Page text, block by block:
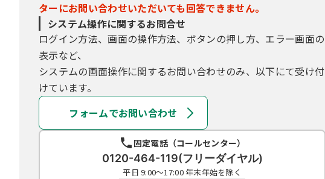
ターにお問い合わせいただいても回答できません。
システム操作に関するお問合せ
ログイン方法、画面の操作方法、ボタンの押し方、エラー画面の
表示など、
システムの画面操作に関するお問い合わせのみ、以下にて受け付
けています。
フォームでお問い合わせ
固定電話（コールセンター）
0120-464-119(フリーダイヤル)
平日 9:00～17:00 年末年始を除く